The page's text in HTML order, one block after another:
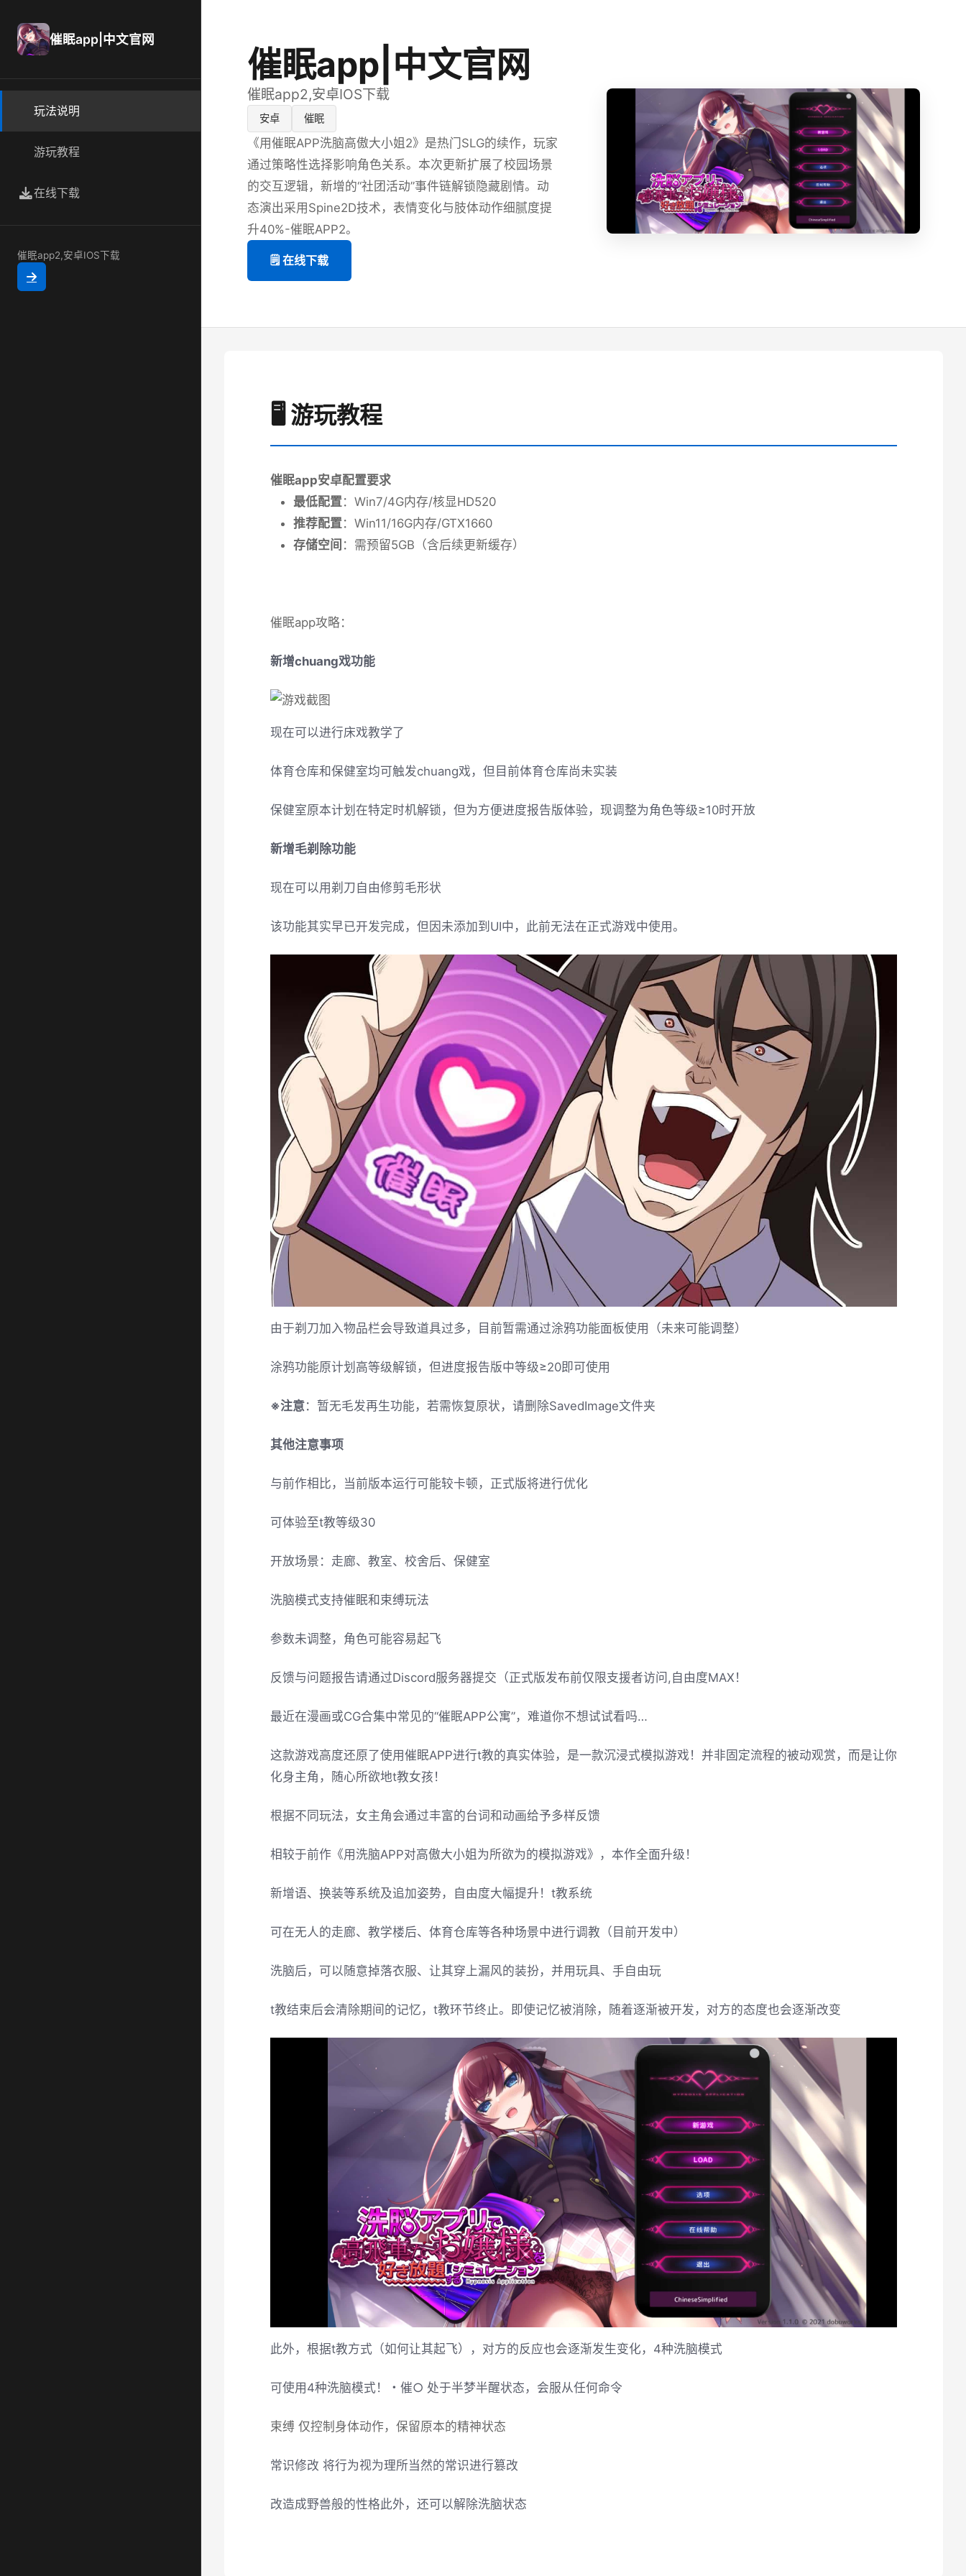
催眠app|中文官网
玩法说明
游玩教程
在线下载
催眠app2,安卓IOS下载
催眠app|中文官网
催眠app2,安卓IOS下载
安卓 催眠
《用催眠APP洗脑高傲大小姐2》是热门SLG的续作，玩家
通过策略性选择影响角色关系。本次更新扩展了校园场景
的交互逻辑，新增的“社团活动”事件链解锁隐藏剧情。动
态演出采用Spine2D技术，表情变化与肢体动作细腻度提
升40%-催眠APP2。
🗒️ 在线下载
🖥️ 游玩教程
催眠app安卓配置要求
​最低配置​​：Win7/4G内存/核显HD520
​推荐配置​​：Win11/16G内存/GTX1660
​存储空间​ ​：需预留5GB（含后续更新缓存）
催眠app攻略：
新增chuang戏功能
现在可以进行床戏教学了
体育仓库和保健室均可触发chuang戏，但目前体育仓库尚未实装
保健室原本计划在特定时机解锁，但为方便进度报告版体验，现调整为角色等级≥10时开放
新增毛剃除功能
现在可以用剃刀自由修剪毛形状
该功能其实早已开发完成，但因未添加到UI中，此前无法在正式游戏中使用。
由于剃刀加入物品栏会导致道具过多，目前暂需通过涂鸦功能面板使用（未来可能调整）
涂鸦功能原计划高等级解锁，但进度报告版中等级≥20即可使用
※注意：暂无毛发再生功能，若需恢复原状，请删除SavedImage文件夹
其他注意事项
与前作相比，当前版本运行可能较卡顿，正式版将进行优化
可体验至t教等级30
开放场景：走廊、教室、校舍后、保健室
洗脑模式支持催眠和束缚玩法
参数未调整，角色可能容易起飞
反馈与问题报告请通过Discord服务器提交（正式版发布前仅限支援者访问,自由度MAX！
最近在漫画或CG合集中常见的“催眠APP公寓”，难道你不想试试看吗…
这款游戏高度还原了使用催眠APP进行t教的真实体验，是一款沉浸式模拟游戏！并非固定流程的被动观赏，而是让你
化身主角，随心所欲地t教女孩！
根据不同玩法，女主角会通过丰富的台词和动画给予多样反馈
相较于前作《用洗脑APP对高傲大小姐为所欲为的模拟游戏》，本作全面升级！
新增语、换装等系统及追加姿势，自由度大幅提升！t教系统
可在无人的走廊、教学楼后、体育仓库等各种场景中进行调教（目前开发中）
洗脑后，可以随意掉落衣服、让其穿上漏风的装扮，并用玩具、手自由玩
t教结束后会清除期间的记忆，t教环节终止。即使记忆被消除，随着逐渐被开发，对方的态度也会逐渐改变
此外，根据t教方式（如何让其起飞），对方的反应也会逐渐发生变化，4种洗脑模式
可使用4种洗脑模式！・催○ 处于半梦半醒状态，会服从任何命令
束缚 仅控制身体动作，保留原本的精神状态
常识修改 将行为视为理所当然的常识进行篡改
改造成野兽般的性格此外，还可以解除洗脑状态